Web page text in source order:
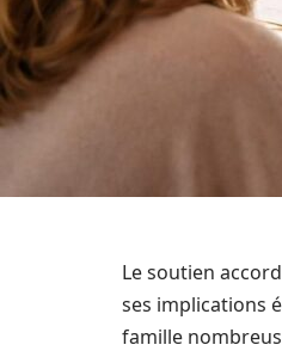
Le soutien
ses implications
famille